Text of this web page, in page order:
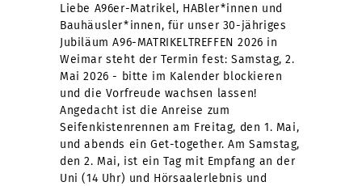
Liebe A96er-Matrikel, HABler*innen und
Bauhäusler*innen, für unser 30-jähriges
Jubiläum A96-MATRIKELTREFFEN 2026 in
Weimar steht der Termin fest: Samstag, 2.
Mai 2026 - bitte im Kalender blockieren
und die Vorfreude wachsen lassen!
Angedacht ist die Anreise zum
Seifenkistenrennen am Freitag, den 1. Mai,
und abends ein Get-together. Am Samstag,
den 2. Mai, ist ein Tag mit Empfang an der
Uni (14 Uhr) und Hörsaalerlebnis und